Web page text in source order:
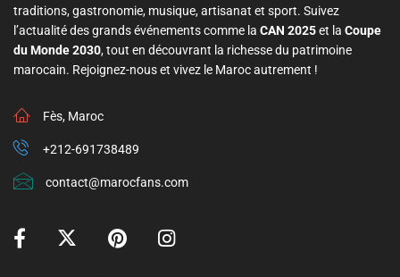
traditions, gastronomie, musique, artisanat et sport. Suivez
l’actualité des grands événements comme la CAN 2025et la Coupe
du Monde 2030, tout en découvrant la richesse du patrimoine
marocain. Rejoignez-nous et vivez le Maroc autrement !
Fès, Maroc
+212-691738489
contact@marocfans.com